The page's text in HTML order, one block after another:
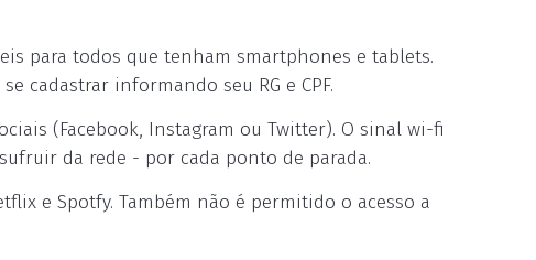
para todos que tenham smartphones e tablets.
cadastrar informando seu RG e CPF.
(Facebook, Instagram ou Twitter). O sinal wi-fi
da rede - por cada ponto de parada.
e Spotfy. Também não é permitido o acesso a